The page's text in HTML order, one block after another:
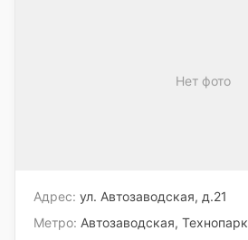
Нет фото
Адрес: ул. Автозаводская, д.21
Метро: Автозаводская, Технопарк